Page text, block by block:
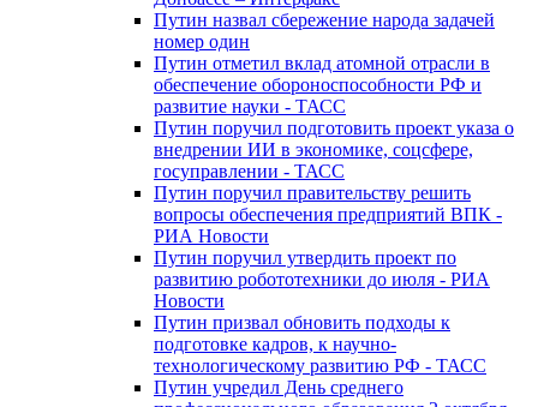
Путин назвал сбережение народа задачей
номер один
Путин отметил вклад атомной отрасли в
обеспечение обороноспособности РФ и
развитие науки - ТАСС
Путин поручил подготовить проект указа о
внедрении ИИ в экономике, соцсфере,
госуправлении - ТАСС
Путин поручил правительству решить
вопросы обеспечения предприятий ВПК -
РИА Новости
Путин поручил утвердить проект по
развитию робототехники до июля - РИА
Новости
Путин призвал обновить подходы к
подготовке кадров, к научно-
технологическому развитию РФ - ТАСС
Путин учредил День среднего